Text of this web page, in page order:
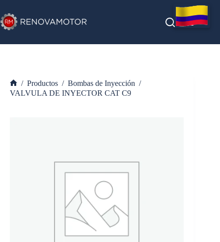
al
contenido
Inicio
/ Productos / Bombas de Inyección /
VALVULA DE INYECTOR CAT C9